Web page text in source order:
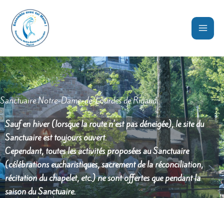
contenu
Sanctuaire Notre-Dame-de-Lourdes de Rigaud
Sauf en hiver (lorsque la route n'est pas déneigée), le site du
Sanctuaire est toujours ouvert.
Cependant, toutes les activités proposées au Sanctuaire
(célébrations eucharistiques, sacrement de la réconciliation,
récitation du chapelet, etc.) ne sont offertes que pendant la
saison du Sanctuaire.